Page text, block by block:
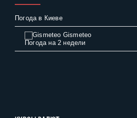
Погода в Киеве
Gismeteo
Погода на 2 недели